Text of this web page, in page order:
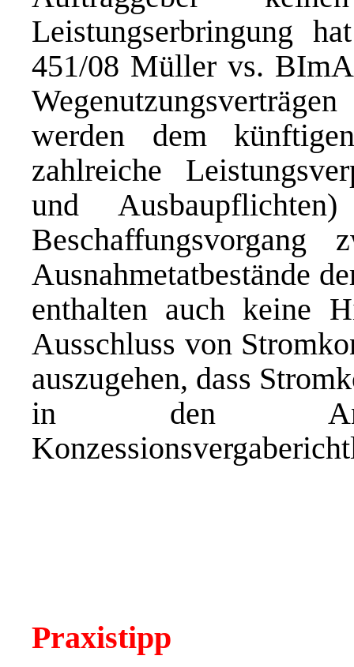
Leistungserbringung
451/08 Müller vs.
werden dem
zahlreiche
und
Ausnahmetatbestände
enthalten auch keine
Ausschluss von
auszugehen, dass
in den
Praxistipp